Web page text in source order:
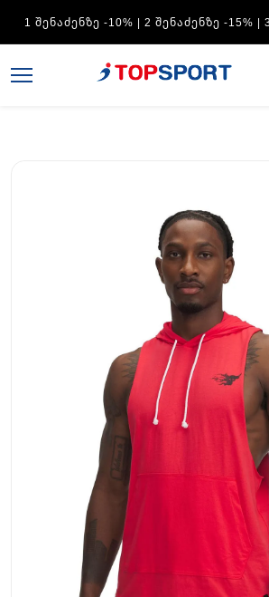
ᲨᲔᲜᲐᲫᲔᲜᲖᲔ -30%